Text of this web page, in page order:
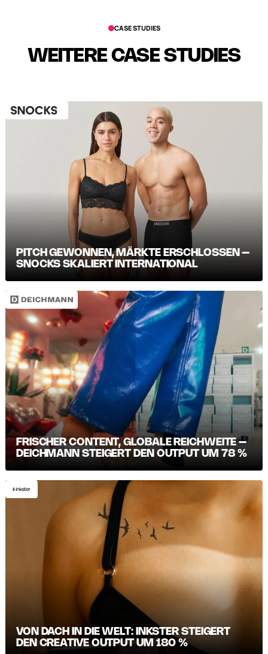
CASE STUDIES
WEITERE CASE STUDIES
PITCH GEWONNEN, MÄRKTE ERSCHLOSSEN –
SNOCKS SKALIERT INTERNATIONAL
FRISCHER CONTENT, GLOBALE REICHWEITE –
DEICHMANN STEIGERT DEN OUTPUT UM 78 %
VON DACH IN DIE WELT: INKSTER STEIGERT
DEN CREATIVE OUTPUT UM 180 %